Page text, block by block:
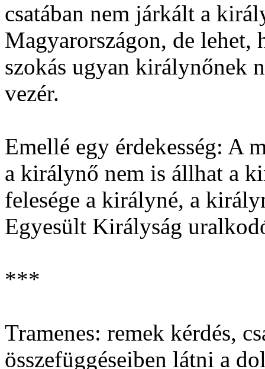
csatában nem járkált a
Magyarországon, de lehet,
szokás ugyan királynőnek
vezér.
Emellé egy érdekesség: A
a királynő nem is állhat a
felesége a királyné, a
Egyesült Királyság
***
Tramenes: remek kérdés,
összefüggéseiben látni a